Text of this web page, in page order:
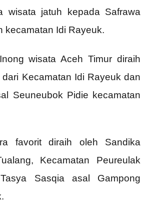
wisata jatuh kepada Safrawa
kecamatan Idi Rayeuk.
wisata Aceh Timur diraih
Kecamatan Idi Rayeuk dan
Seuneubok Pidie kecamatan
favorit diraih oleh Sandika
Kecamatan Peureulak
Sasqia asal Gampong